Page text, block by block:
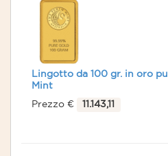
Lingotto da 100 gr. in oro
Mint
Prezzo €
11.143,11